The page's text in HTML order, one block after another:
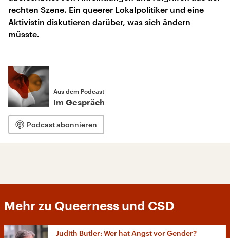
rechten Szene. Ein queerer Lokalpolitiker und eine
Aktivistin diskutieren darüber, was sich ändern
müsste.
Aus dem Podcast
Im Gespräch
Podcast abonnieren
Mehr zu Queerness und CSD
Judith Butler: Wer hat Angst vor Gender?